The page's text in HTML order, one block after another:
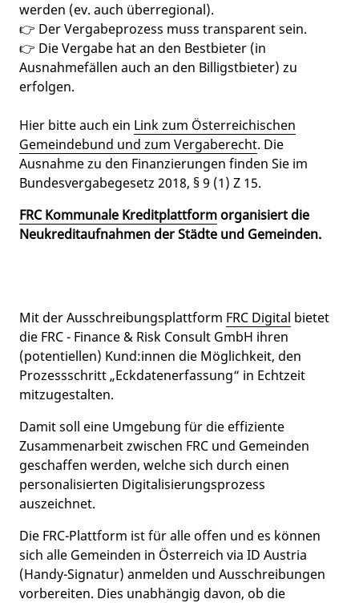
werden (ev. auch überregional).
👉 Der Vergabeprozess muss transparent sein.
👉 Die Vergabe hat an den Bestbieter (in
Ausnahmefällen auch an den Billigstbieter) zu
erfolgen.
Hier bitte auch ein Link zum Österreichischen
Gemeindebund und zum Vergaberecht. Die
Ausnahme zu den Finanzierungen finden Sie im
Bundesvergabegesetz 2018, § 9 (1) Z 15.
FRC Kommunale Kreditplattform organisiert die
Neukreditaufnahmen der Städte und Gemeinden.
Mit der Ausschreibungsplattform FRC Digital bietet
die FRC - Finance & Risk Consult GmbH ihren
(potentiellen) Kund:innen die Möglichkeit, den
Prozessschritt „Eckdatenerfassung“ in Echtzeit
mitzugestalten.
Damit soll eine Umgebung für die effiziente
Zusammenarbeit zwischen FRC und Gemeinden
geschaffen werden, welche sich durch einen
personalisierten Digitalisierungsprozess
auszeichnet.
Die FRC-Plattform ist für alle offen und es können
sich alle Gemeinden in Österreich via ID Austria
(Handy-Signatur) anmelden und Ausschreibungen
vorbereiten. Dies unabhängig davon, ob die